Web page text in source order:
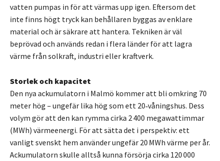
vatten pumpas in för att värmas upp igen. Eftersom det
inte finns högt tryck kan behållaren byggas av enklare
material och är säkrare att hantera. Tekniken är väl
beprövad och används redan i flera länder för att lagra
värme från solkraft, industri eller kraftverk.
Storlek och kapacitet
Den nya ackumulatorn i Malmö kommer att bli omkring 70
meter hög – ungefär lika hög som ett 20‑våningshus. Dess
volym gör att den kan rymma cirka 2 400 megawattimmar
(MWh) värmeenergi. För att sätta det i perspektiv: ett
vanligt svenskt hem använder ungefär 20 MWh värme per år.
Ackumulatorn skulle alltså kunna försörja cirka 120 000